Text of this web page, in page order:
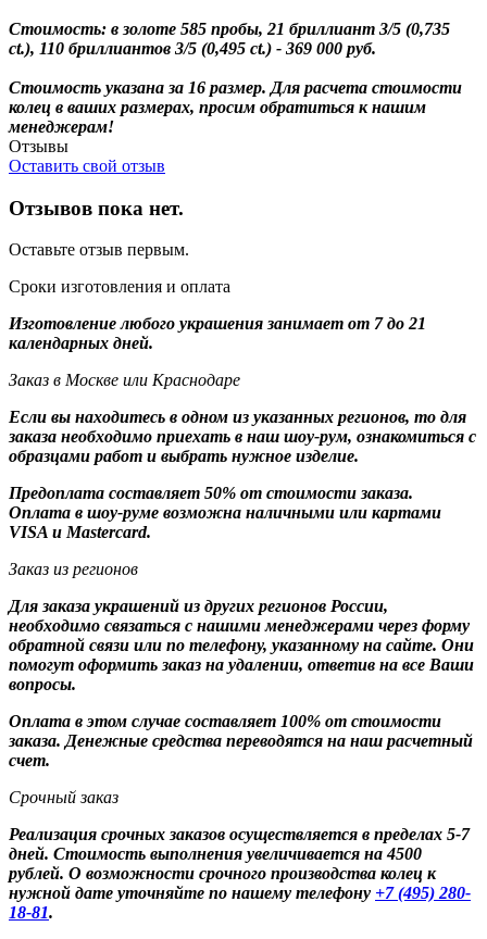
Стоимость: в золоте 585 пробы, 21 бриллиант 3/5 (0,735
ct.), 110 бриллиантов 3/5 (0,495 ct.) - 369 000 руб.
Стоимость указана за 16 размер. Для расчета стоимости
колец в ваших размерах, просим обратиться к нашим
менеджерам!
Отзывы
Оставить свой отзыв
Отзывов пока нет.
Оставьте отзыв первым.
Сроки изготовления и оплата
Изготовление любого украшения занимает от 7 до 21
календарных дней.
Заказ в Москве или Краснодаре
Если вы находитесь в одном из указанных регионов, то для
заказа необходимо приехать в наш шоу-рум, ознакомиться с
образцами работ и выбрать нужное изделие.
Предоплата составляет 50% от стоимости заказа.
Оплата в шоу-руме возможна наличными или картами
VISA и Mastercard.
Заказ из регионов
Для заказа украшений из других регионов России,
необходимо связаться с нашими менеджерами через форму
обратной связи или по телефону, указанному на сайте. Они
помогут оформить заказ на удалении, ответив на все Ваши
вопросы.
Оплата в этом случае составляет 100% от стоимости
заказа. Денежные средства переводятся на наш расчетный
счет.
Срочный заказ
Реализация срочных заказов осуществляется в пределах 5-7
дней. Стоимость выполнения увеличивается на 4500
рублей. О возможности срочного производства колец к
нужной дате уточняйте по нашему телефону +7 (495) 280-
18-81.